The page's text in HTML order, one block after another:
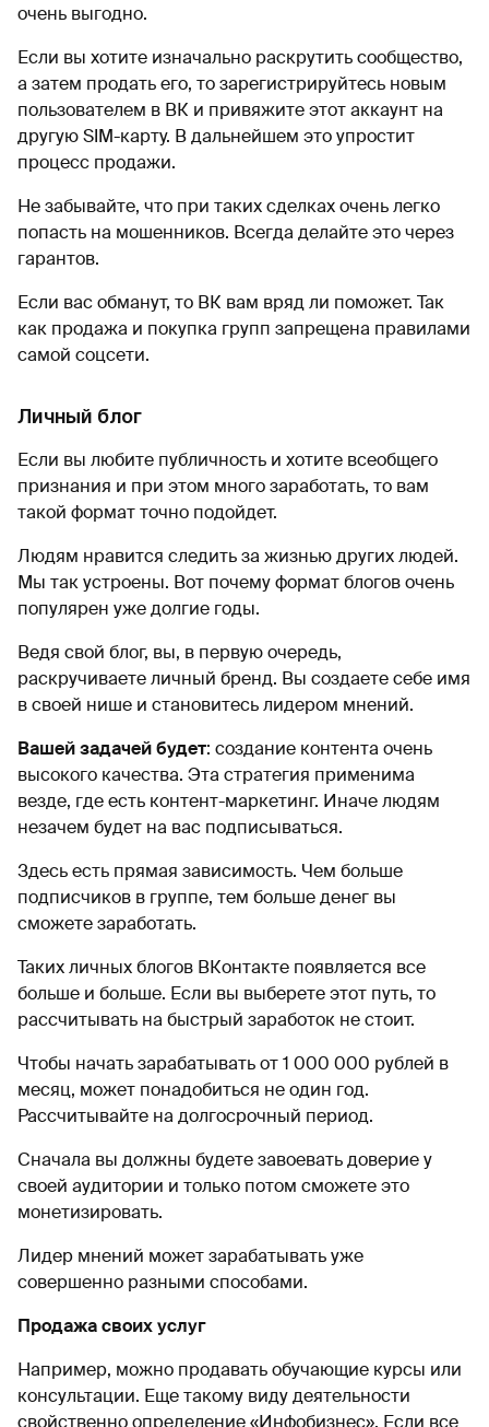
очень выгодно.
Если вы хотите изначально раскрутить сообщество,
а затем продать его, то зарегистрируйтесь новым
пользователем в ВК и привяжите этот аккаунт на
другую SIM-карту. В дальнейшем это упростит
процесс продажи.
Не забывайте, что при таких сделках очень легко
попасть на мошенников. Всегда делайте это через
гарантов.
Если вас обманут, то ВК вам вряд ли поможет. Так
как продажа и покупка групп запрещена правилами
самой соцсети.
Личный блог
Если вы любите публичность и хотите всеобщего
признания и при этом много заработать, то вам
такой формат точно подойдет.
Людям нравится следить за жизнью других людей.
Мы так устроены. Вот почему формат блогов очень
популярен уже долгие годы.
Ведя свой блог, вы, в первую очередь,
раскручиваете личный бренд. Вы создаете себе имя
в своей нише и становитесь лидером мнений.
Вашей задачей будет: создание контента очень
высокого качества. Эта стратегия применима
везде, где есть контент-маркетинг. Иначе людям
незачем будет на вас подписываться.
Здесь есть прямая зависимость. Чем больше
подписчиков в группе, тем больше денег вы
сможете заработать.
Таких личных блогов ВКонтакте появляется все
больше и больше. Если вы выберете этот путь, то
рассчитывать на быстрый заработок не стоит.
Чтобы начать зарабатывать от 1 000 000 рублей в
месяц, может понадобиться не один год.
Рассчитывайте на долгосрочный период.
Сначала вы должны будете завоевать доверие у
своей аудитории и только потом сможете это
монетизировать.
Лидер мнений может зарабатывать уже
совершенно разными способами.
Продажа своих услуг
Например, можно продавать обучающие курсы или
консультации. Еще такому виду деятельности
свойственно определение «Инфобизнес». Если все